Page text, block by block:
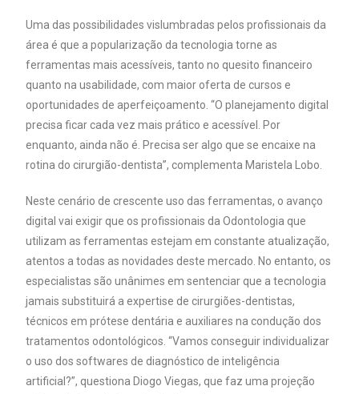
Uma das possibilidades vislumbradas pelos profissionais da
área é que a popularização da tecnologia torne as
ferramentas mais acessíveis, tanto no quesito financeiro
quanto na usabilidade, com maior oferta de cursos e
oportunidades de aperfeiçoamento. “O planejamento digital
precisa ficar cada vez mais prático e acessível. Por
enquanto, ainda não é. Precisa ser algo que se encaixe na
rotina do cirurgião-dentista”, complementa Maristela Lobo.
Neste cenário de crescente uso das ferramentas, o avanço
digital vai exigir que os profissionais da Odontologia que
utilizam as ferramentas estejam em constante atualização,
atentos a todas as novidades deste mercado. No entanto, os
especialistas são unânimes em sentenciar que a tecnologia
jamais substituirá a expertise de cirurgiões-dentistas,
técnicos em prótese dentária e auxiliares na condução dos
tratamentos odontológicos. “Vamos conseguir individualizar
o uso dos softwares de diagnóstico de inteligência
artificial?”, questiona Diogo Viegas, que faz uma projeção